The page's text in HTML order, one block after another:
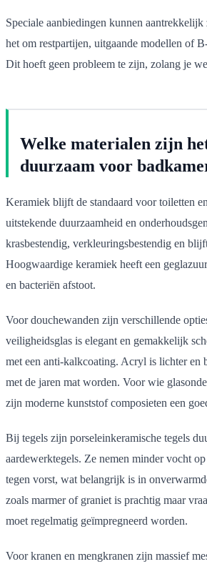
Speciale aanbiedingen kunnen
het om restpartijen, uitgaande modellen of
Dit hoeft geen probleem te zijn, zolang je
Welke materialen zijn
duurzaam voor
Keramiek blijft de standaard voor toiletten
uitstekende duurzaamheid en
krasbestendig, verkleuringsbestendig en
Hoogwaardige keramiek heeft een
en bacteriën afstoot.
Voor douchewanden zijn verschillende
veiligheidsglas is elegant en gemakkelijk
met een anti-kalkcoating. Acryl is lichter en
met de jaren mat worden. Voor wie
zijn moderne kunststof composieten een
Bij tegels zijn porseleinkeramische tegels
aardewerktegels. Ze nemen minder vocht
tegen vorst, wat belangrijk is in
zoals marmer of graniet is prachtig maar
moet regelmatig geïmpregneerd worden.
Voor kranen en mengkranen zijn massief